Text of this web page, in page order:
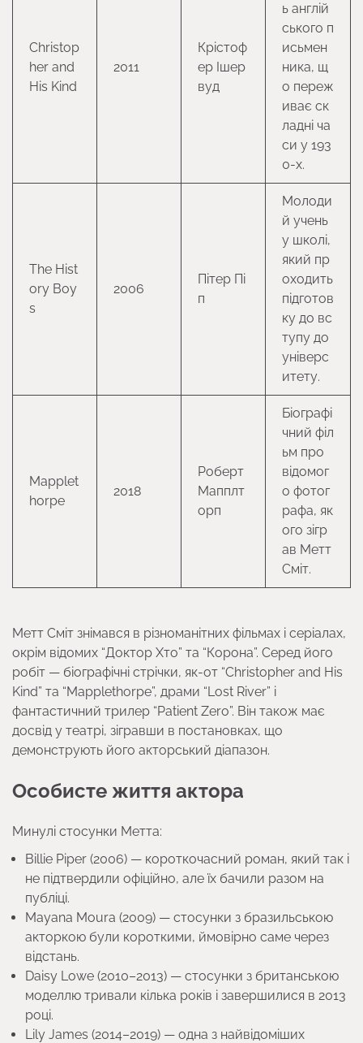
Christop
her and
His Kind
2011
Крістоф
ер Ішер
вуд
ь англій
ського п
исьмен
ника, щ
о переж
иває ск
ладні ча
си у 193
0-х.
The Hist
ory Boy
s
2006
Пітер Пі
п
Молоди
й учень
у школі,
який пр
оходить
підготов
ку до вс
тупу до
універс
итету.
Mapplet
horpe
2018
Роберт
Мапплт
орп
Біографі
чний філ
ьм про
відомог
о фотог
рафа, як
ого зігр
ав Метт
Сміт.
Метт Сміт знімався в різноманітних фільмах і серіалах,
окрім відомих “Доктор Хто” та “Корона”. Серед його
робіт — біографічні стрічки, як-от “Christopher and His
Kind” та “Mapplethorpe”, драми “Lost River” і
фантастичний трилер “Patient Zero”. Він також має
досвід у театрі, зігравши в постановках, що
демонструють його акторський діапазон.
Особисте життя актора
Минулі стосунки Метта:
Billie Piper (2006) — короткочасний роман, який так і
не підтвердили офіційно, але їх бачили разом на
публіці.
Mayana Moura (2009) — стосунки з бразильською
акторкою були короткими, ймовірно саме через
відстань.
Daisy Lowe (2010–2013) — стосунки з британською
моделлю тривали кілька років і завершилися в 2013
році.
Lily James (2014–2019) — одна з найвідоміших